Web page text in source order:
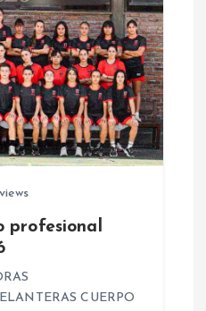
profesional
CUERPO